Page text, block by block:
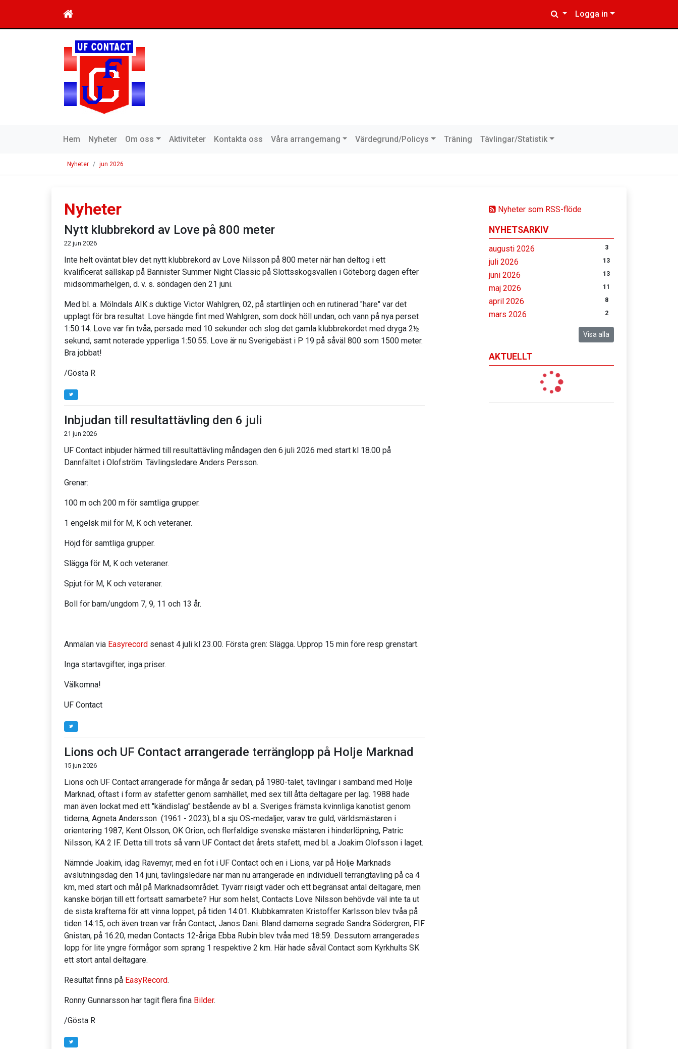
Logga in
Hem Nyheter Om oss Aktiviteter Kontakta oss Våra arrangemang Värdegrund/Policys Träning Tävlingar/Statistik
Nyheter jun 2026
Nyheter som RSS-flöde
NYHETSARKIV
augusti 2026 3
juli 2026 13
juni 2026 13
maj 2026 11
april 2026 8
mars 2026 2
Visa alla
AKTUELLT
Nyheter
Nytt klubbrekord av Love på 800 meter
22 jun 2026
Inte helt oväntat blev det nytt klubbrekord av Love Nilsson på 800 meter när han deltog i ett
kvalificerat sällskap på Bannister Summer Night Classic på Slottsskogsvallen i Göteborg dagen efter
midsommarhelgen, d. v. s. söndagen den 21 juni.
Med bl. a. Mölndals AIK:s duktige Victor Wahlgren, 02, på startlinjen och en rutinerad "hare" var det
upplagt för bra resultat. Love hängde fint med Wahlgren, som dock höll undan, och vann på nya perset
1:50.14. Love var fin tvåa, persade med 10 sekunder och slog det gamla klubbrekordet med dryga 2½
sekund, samt noterade ypperliga 1:50.55. Love är nu Sverigebäst i P 19 på såväl 800 som 1500 meter.
Bra jobbat!
/Gösta R
Inbjudan till resultattävling den 6 juli
21 jun 2026
UF Contact inbjuder härmed till resultattävling måndagen den 6 juli 2026 med start kl 18.00 på
Dannfältet i Olofström. Tävlingsledare Anders Persson.
Grenar:
100 m och 200 m för samtliga grupper.
1 engelsk mil för M, K och veteraner.
Höjd för samtliga grupper.
Slägga för M, K och veteraner.
Spjut för M, K och veteraner.
Boll för barn/ungdom 7, 9, 11 och 13 år.
Anmälan via Easyrecord senast 4 juli kl 23.00. Första gren: Slägga. Upprop 15 min före resp grenstart.
Inga startavgifter, inga priser.
Välkomna!
UF Contact
Lions och UF Contact arrangerade terränglopp på Holje Marknad
15 jun 2026
Lions och UF Contact arrangerade för många år sedan, på 1980-talet, tävlingar i samband med Holje
Marknad, oftast i form av stafetter genom samhället, med sex till åtta deltagare per lag. 1988 hade
man även lockat med ett "kändislag" bestående av bl. a. Sveriges främsta kvinnliga kanotist genom
tiderna, Agneta Andersson (1961 - 2023), bl a sju OS-medaljer, varav tre guld, världsmästaren i
orientering 1987, Kent Olsson, OK Orion, och flerfaldige svenske mästaren i hinderlöpning, Patric
Nilsson, KA 2 IF. Detta till trots så vann UF Contact det årets stafett, med bl. a Joakim Olofsson i laget.
Nämnde Joakim, idag Ravemyr, med en fot i UF Contact och en i Lions, var på Holje Marknads
avslutningsdag den 14 juni, tävlingsledare när man nu arrangerade en individuell terrängtävling på ca 4
km, med start och mål på Marknadsområdet. Tyvärr risigt väder och ett begränsat antal deltagare, men
kanske början till ett fortsatt samarbete? Hur som helst, Contacts Love Nilsson behövde väl inte ta ut
de sista krafterna för att vinna loppet, på tiden 14:01. Klubbkamraten Kristoffer Karlsson blev tvåa på
tiden 14:15, och även trean var från Contact, Janos Dani. Bland damerna segrade Sandra Södergren, FIF
Gnistan, på 16.20, medan Contacts 12-åriga Ebba Rubin blev tvåa med 18:59. Dessutom arrangerades
lopp för lite yngre förmågor som sprang 1 respektive 2 km. Här hade såväl Contact som Kyrkhults SK
ett stort antal deltagare.
Resultat finns på EasyRecord.
Ronny Gunnarsson har tagit flera fina Bilder.
/Gösta R